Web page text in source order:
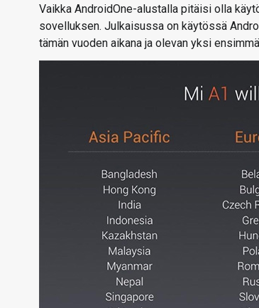
Vaikka AndroidOne-alustalla pitäisi olla
sovelluksen. Julkaisussa on käytössä
tämän vuoden aikana ja olevan yksi